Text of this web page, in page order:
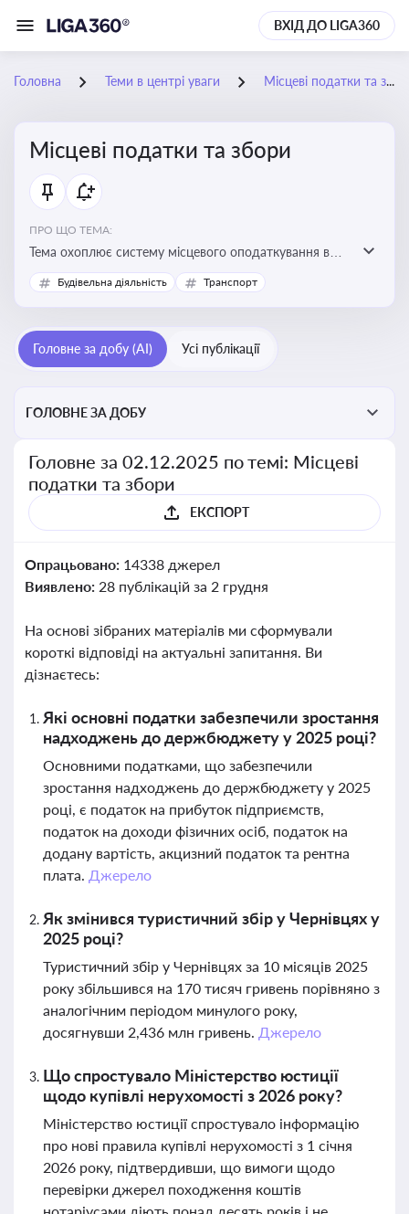
ВХІД ДО LIGA360
Головна Теми в центрі уваги Місцеві податки та збори
Місцеві податки та збори
ПРО ЩО ТЕМА:
Тема охоплює систему місцевого оподаткування в
Україні, включаючи туристичний збір, плату за
земельні ділянки, за паркування транспорту
Будівельна діяльність Транспорт
Головне за добу (AI) Усі публікації
ГОЛОВНЕ ЗА ДОБУ
Головне за 02.12.2025 по темі: Місцеві
податки та збори
ЕКСПОРТ
Опрацьовано: 14338 джерел
Виявлено: 28 публікацій за 2 грудня
На основі зібраних матеріалів ми сформували
короткі відповіді на актуальні запитання. Ви
дізнаєтесь:
Які основні податки забезпечили зростання
надходжень до держбюджету у 2025 році?
Основними податками, що забезпечили
зростання надходжень до держбюджету у 2025
році, є податок на прибуток підприємств,
податок на доходи фізичних осіб, податок на
додану вартість, акцизний податок та рентна
плата. Джерело
Як змінився туристичний збір у Чернівцях у
2025 році?
Туристичний збір у Чернівцях за 10 місяців 2025
року збільшився на 170 тисяч гривень порівняно з
аналогічним періодом минулого року,
досягнувши 2,436 млн гривень. Джерело
Що спростувало Міністерство юстиції
щодо купівлі нерухомості з 2026 року?
Міністерство юстиції спростувало інформацію
про нові правила купівлі нерухомості з 1 січня
2026 року, підтвердивши, що вимоги щодо
перевірки джерел походження коштів